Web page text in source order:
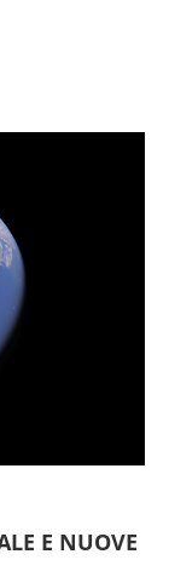
E NUOVE